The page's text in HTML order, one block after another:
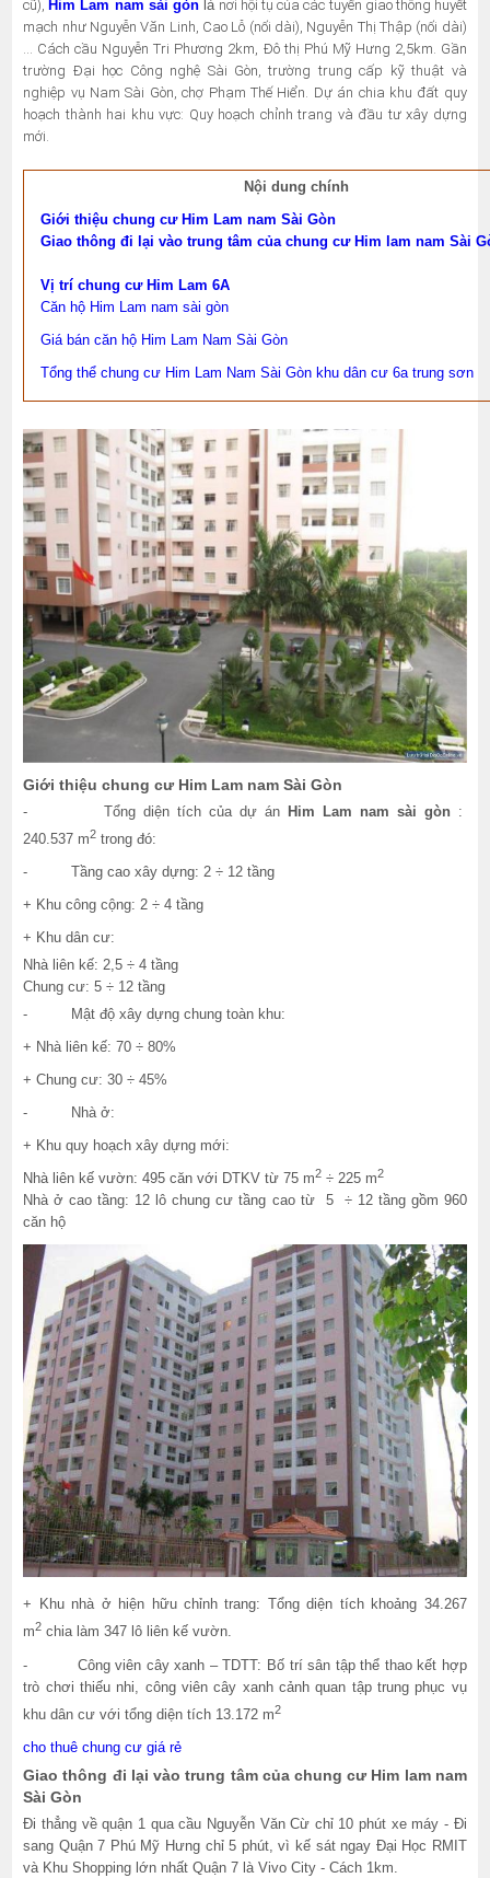
cũ), Him Lam nam sài gòn là nơi hội tụ của các tuyến giao thông huyết
mạch như Nguyễn Văn Linh, Cao Lỗ (nối dài), Nguyễn Thị Thập (nối dài)
… Cách cầu Nguyễn Tri Phương 2km, Đô thị Phú Mỹ Hưng 2,5km. Gần
trường Đại học Công nghệ Sài Gòn, trường trung cấp kỹ thuật và
nghiệp vụ Nam Sài Gòn, chợ Phạm Thế Hiển. Dự án chia khu đất quy
hoạch thành hai khu vực: Quy hoạch chỉnh trang và đầu tư xây dựng
mới.
Nội dung chính
Giới thiệu chung cư Him Lam nam Sài Gòn
Giao thông đi lại vào trung tâm của chung cư Him lam nam Sài
Vị trí chung cư Him Lam 6A
Căn hộ Him Lam nam sài gòn
Giá bán căn hộ Him Lam Nam Sài Gòn
Tổng thể chung cư Him Lam Nam Sài Gòn khu dân cư 6a trung sơn
Giới thiệu chung cư Him Lam nam Sài Gòn
- Tổng diện tích của dự án Him Lam nam sài gòn:
240.537 m2 trong đó:
- Tầng cao xây dựng: 2 ÷ 12 tầng
+ Khu công cộng: 2 ÷ 4 tầng
+ Khu dân cư:
Nhà liên kế: 2,5 ÷ 4 tầng
Chung cư: 5 ÷ 12 tầng
- Mật độ xây dựng chung toàn khu:
+ Nhà liên kế: 70 ÷ 80%
+ Chung cư: 30 ÷ 45%
- Nhà ở:
+ Khu quy hoạch xây dựng mới:
Nhà liên kế vườn: 495 căn với DTKV từ 75 m2 ÷ 225 m2
Nhà ở cao tầng: 12 lô chung cư tầng cao từ 5 ÷ 12 tầng gồm 960
căn hộ
+ Khu nhà ở hiện hữu chỉnh trang: Tổng diện tích khoảng 34.267
m2 chia làm 347 lô liên kế vườn.
- Công viên cây xanh – TDTT: Bố trí sân tập thể thao kết hợp
trò chơi thiếu nhi, công viên cây xanh cảnh quan tập trung phục vụ
khu dân cư với tổng diện tích 13.172 m2
cho thuê chung cư giá rẻ
Giao thông đi lại vào trung tâm của chung cư Him lam nam
Sài Gòn
Đi thẳng về quận 1 qua cầu Nguyễn Văn Cừ chỉ 10 phút xe máy - Đi
sang Quận 7 Phú Mỹ Hưng chỉ 5 phút, vì kế sát ngay Đại Học RMIT
và Khu Shopping lớn nhất Quận 7 là Vivo City - Cách 1km.